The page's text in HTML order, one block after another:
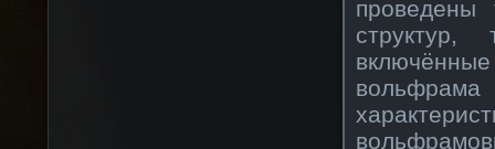
проведены